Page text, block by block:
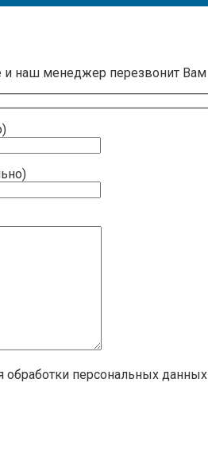
и наш менеджер перезвонит
персональных данных